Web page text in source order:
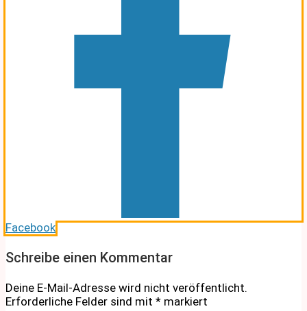
Facebook
Schreibe einen Kommentar
Deine E-Mail-Adresse wird nicht veröffentlicht.
Erforderliche Felder sind mit * markiert